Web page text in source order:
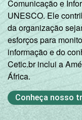
SITUAÇÃO
DE
EMPREGO
Comunicação e
UNESCO. Ele
da organização
esforços para
informação e do
Cetic.br inclui a
África.
Conheça nosso